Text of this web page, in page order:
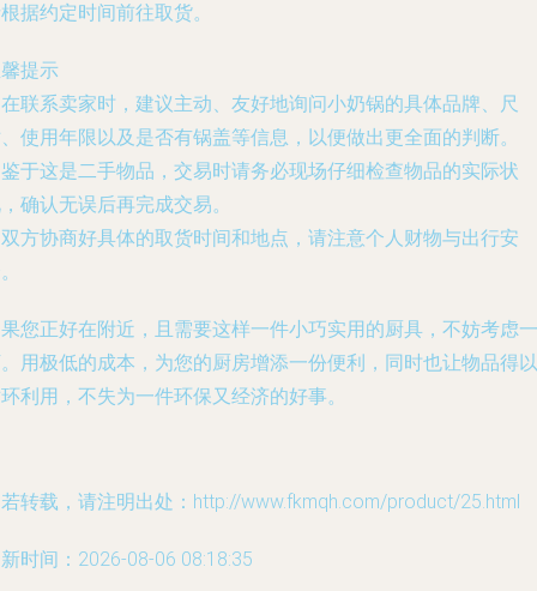
据约定时间前往取货。
提示
联系卖家时，建议主动、友好地询问小奶锅的具体品牌、尺
使用年限以及是否有锅盖等信息，以便做出更全面的判断。
于这是二手物品，交易时请务必现场仔细检查物品的实际状
确认无误后再完成交易。
方协商好具体的取货时间和地点，请注意个人财物与出行安
您正好在附近，且需要这样一件小巧实用的厨具，不妨考虑一
用极低的成本，为您的厨房增添一份便利，同时也让物品得以
利用，不失为一件环保又经济的好事。
转载，请注明出处：http://www.fkmqh.com/product/25.html
时间：2026-08-06 08:18:35